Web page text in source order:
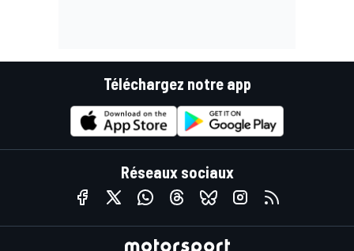
Téléchargez notre app
Réseaux sociaux